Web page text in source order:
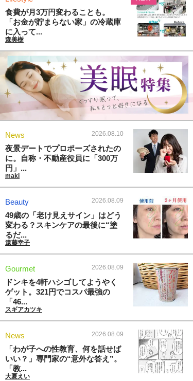
食費が月3万円変わることも。
「お金が貯まらない家」の冷蔵庫
に入って...
森美樹
News 2026.08.10
夜景デートでプロポーズされたの
に。自称・不動産役員に「300万
円」...
maki
Beauty 2026.08.09
49歳の「老け見えサイン」はどう
変わる？スキンケアの最後に“塗
るだ...
遠藤幸子
Gourmet 2026.08.09
ドンキを4軒ハシゴしてようやく
ゲット。321円でコスパ最強の
「46...
スギアカツキ
News 2026.08.09
「わが子への性教育、何を話せば
いい？」専門家の“意外な答え”。
「教...
大夏えい